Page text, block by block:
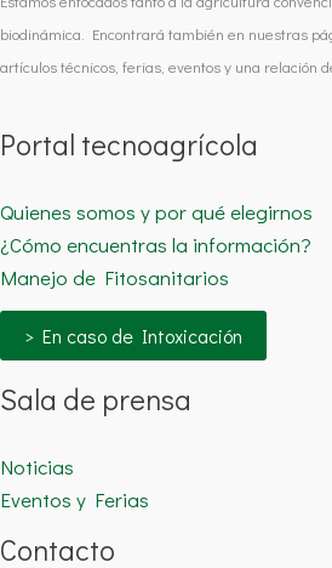
biodinámica. Encontrará también en nuestras
artículos técnicos, ferias, eventos y una relación
Portal tecnoagrícola
Quienes somos y por qué elegirnos
¿Cómo encuentras la información?
Manejo de Fitosanitarios
> En caso de Intoxicación
Sala de prensa
Noticias
Eventos y Ferias
Contacto